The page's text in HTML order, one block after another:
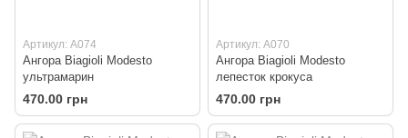
Артикул: A074
Ангора Biagioli Modesto
ультрамарин
470.00 грн
Артикул: A070
Ангора Biagioli Modesto
лепесток крокуса
470.00 грн